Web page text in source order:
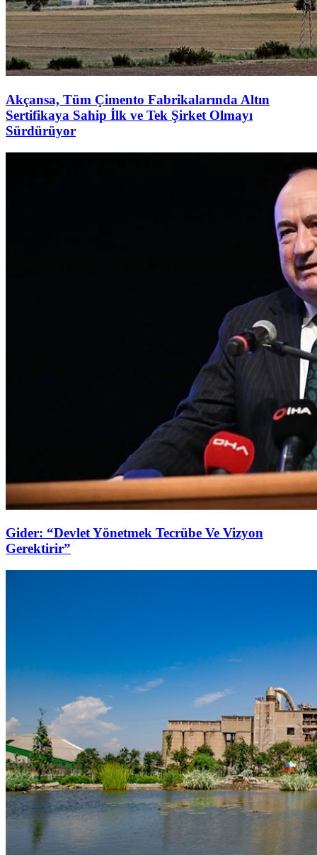
Akçansa, Tüm Çimento Fabrikalarında Altın
Sertifikaya Sahip İlk ve Tek Şirket Olmayı
Sürdürüyor
Gider: “Devlet Yönetmek Tecrübe Ve Vizyon
Gerektirir”